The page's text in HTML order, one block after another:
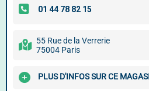
55 Rue de la Verrerie
75004 Paris
PLUS D'INFOS SUR CE